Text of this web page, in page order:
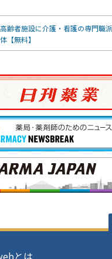
齢者施設に介護・看護の専門
【無料】
とは